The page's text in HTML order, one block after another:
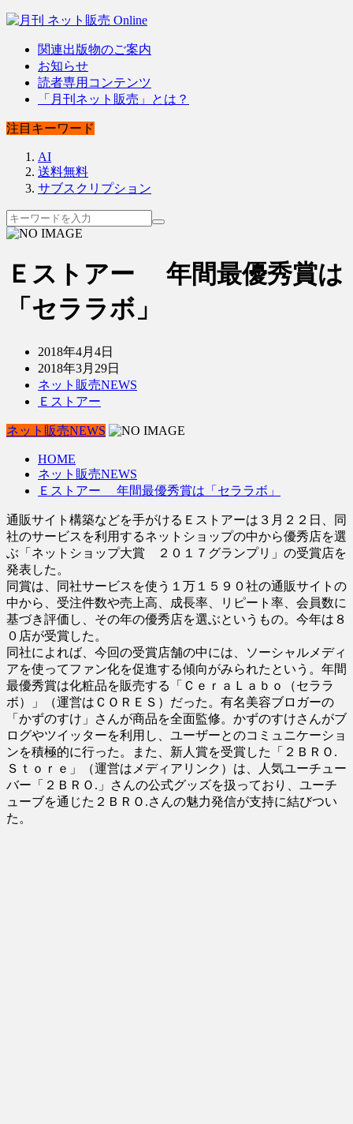
関連出版物のご案内
お知らせ
読者専用コンテンツ
「月刊ネット販売」とは？
注目キーワード
AI
送料無料
サブスクリプション
Ｅストアー 年間最優秀賞は
「セララボ」
2018年4月4日
2018年3月29日
ネット販売NEWS
Ｅストアー
ネット販売NEWS
HOME
ネット販売NEWS
Ｅストアー 年間最優秀賞は「セララボ」
通販サイト構築などを手がけるＥストアーは３月２２日、同
社のサービスを利用するネットショップの中から優秀店を選
ぶ「ネットショップ大賞 ２０１７グランプリ」の受賞店を
発表した。
同賞は、同社サービスを使う１万１５９０社の通販サイトの
中から、受注件数や売上高、成長率、リピート率、会員数に
基づき評価し、その年の優秀店を選ぶというもの。今年は８
０店が受賞した。
同社によれば、今回の受賞店舗の中には、ソーシャルメディ
アを使ってファン化を促進する傾向がみられたという。年間
最優秀賞は化粧品を販売する「ＣｅｒａＬａｂｏ（セララ
ボ）」（運営はＣＯＲＥＳ）だった。有名美容ブロガーの
「かずのすけ」さんが商品を全面監修。かずのすけさんがブ
ログやツイッターを利用し、ユーザーとのコミュニケーショ
ンを積極的に行った。また、新人賞を受賞した「２ＢＲＯ.
Ｓｔｏｒｅ」（運営はメディアリンク）は、人気ユーチュー
バー「２ＢＲＯ.」さんの公式グッズを扱っており、ユーチ
ューブを通じた２ＢＲＯ.さんの魅力発信が支持に結びつい
た。